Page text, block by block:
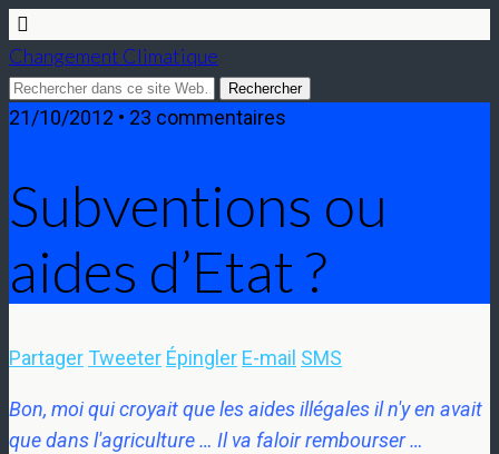
Changement Climatique
21/10/2012 • 23 commentaires
Subventions ou
aides d’Etat ?
Partager Tweeter Épingler E-mail SMS
Bon, moi qui croyait que les aides illégales il n'y en avait
que dans l'agriculture … Il va faloir rembourser …